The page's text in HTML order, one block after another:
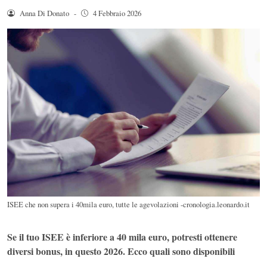
Anna Di Donato - 4 Febbraio 2026
ISEE che non supera i 40mila euro, tutte le agevolazioni -cronologia.leonardo.it
Se il tuo ISEE è inferiore a 40 mila euro, potresti ottenere
diversi bonus, in questo 2026. Ecco quali sono disponibili